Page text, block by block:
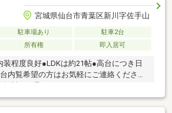
宮城県仙台市青葉区新川字佐手山
駐車場あり
駐車2台
所有権 即入居可
装程度良好●LDKは約21帖●高台につき日
内覧希望の方はお気軽にご連絡ください